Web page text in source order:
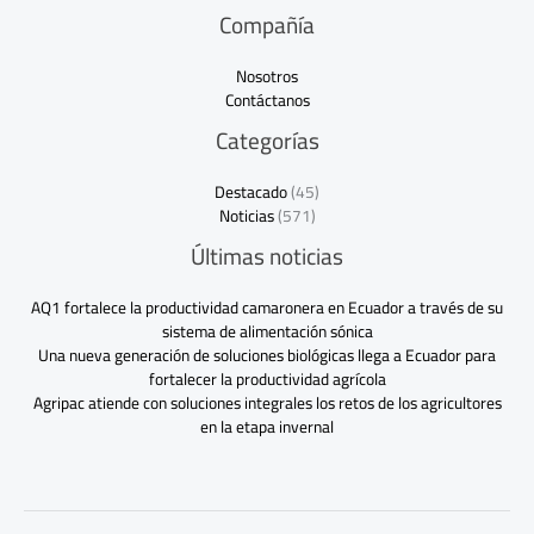
Compañía
Nosotros
Contáctanos
Categorías
Destacado(45)
Noticias(571)
Últimas noticias
AQ1 fortalece la productividad camaronera en Ecuador a través de su
sistema de alimentación sónica
Una nueva generación de soluciones biológicas llega a Ecuador para
fortalecer la productividad agrícola
Agripac atiende con soluciones integrales los retos de los agricultores
en la etapa invernal